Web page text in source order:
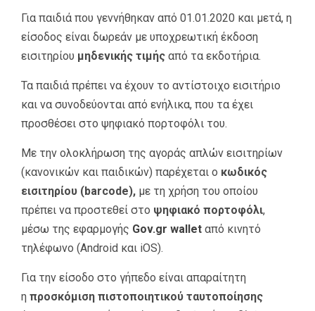
Για παιδιά που γεννήθηκαν από 01.01.2020 και μετά, η
είσοδος είναι δωρεάν με υποχρεωτική έκδοση
εισιτηρίου μηδενικής τιμής από τα εκδοτήρια.
Τα παιδιά πρέπει να έχουν το αντίστοιχο εισιτήριο
και να συνοδεύονται από ενήλικα, που τα έχει
προσθέσει στο ψηφιακό πορτοφόλι του.
Με την ολοκλήρωση της αγοράς απλών εισιτηρίων
(κανονικών και παιδικών) παρέχεται ο κωδικός
εισιτηρίου (barcode), με τη χρήση του οποίου
πρέπει να προστεθεί στο ψηφιακό πορτοφόλι,
μέσω της εφαρμογής Gov.gr wallet από κινητό
τηλέφωνο (Android και iOS).
Για την είσοδο στο γήπεδο είναι απαραίτητη
η προσκόμιση πιστοποιητικού ταυτοποίησης